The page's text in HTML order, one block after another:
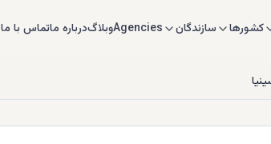
کشورها سازندگان Agenciesوبلاگدرباره ماتماس با ما